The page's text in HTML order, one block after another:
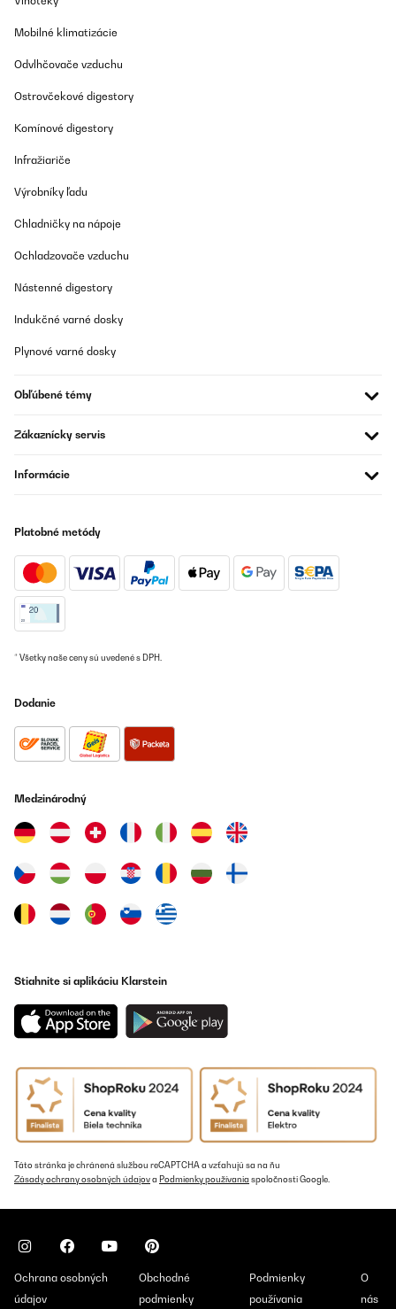
Mobilné klimatizácie
Odvlhčovače vzduchu
Ostrovčekové digestory
Komínové digestory
Infražiariče
Výrobníky ľadu
Chladničky na nápoje
Ochladzovače vzduchu
Nástenné digestory
Indukčné varné dosky
Plynové varné dosky
Obľúbené témy
Zákaznícky servis
Informácie
Platobné metódy
* Všetky naše ceny sú uvedené s DPH.
Dodanie
Medzinárodný
Stiahnite si aplikáciu Klarstein
Táto stránka je chránená službou reCAPTCHA a vzťahujú sa na ňu
Zásady ochrany osobných údajova Podmienky používania spoločnosti Google.
Ochrana osobných
údajov
Obchodné
podmienky
Podmienky
používania
O
nás